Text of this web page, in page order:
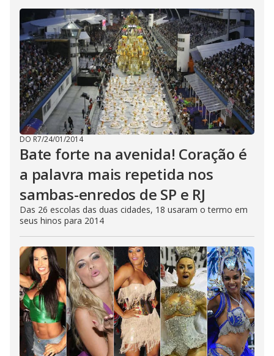
DO R7/24/01/2014
Bate forte na avenida! Coração é
a palavra mais repetida nos
sambas-enredos de SP e RJ
Das 26 escolas das duas cidades, 18 usaram o termo em
seus hinos para 2014